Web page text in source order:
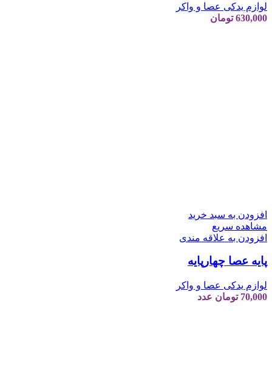
لوازم یدکی عصا و واکر
630,000 تومان
افزودن به سبد خرید
مشاهده سریع
افزودن به علاقه مندی
پایه عصا چهارپایه
لوازم یدکی عصا و واکر
70,000 تومان عدد